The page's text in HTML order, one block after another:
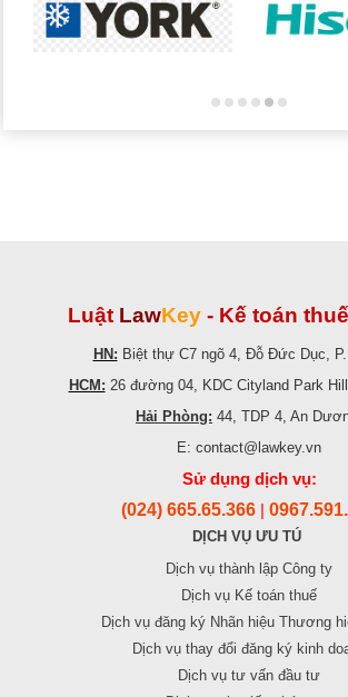
Luật LawKey - Kế toán thuế
HN: Biệt thự C7 ngõ 4, Đỗ Đức Dục,
HCM: 26 đường 04, KDC Cityland Park
Hải Phòng: 44, TDP 4, An
E: contact@lawkey.vn
Sử dụng dịch vụ:
(024) 665.65.366
DỊCH VỤ ƯU TÚ
Dịch vụ thành lập Công ty
Dịch vụ Kế toán thuế
Dịch vụ đăng ký Nhãn hiệu Thương
Dịch vụ thay đổi đăng ký kinh
Dịch vụ tư vấn đầu tư